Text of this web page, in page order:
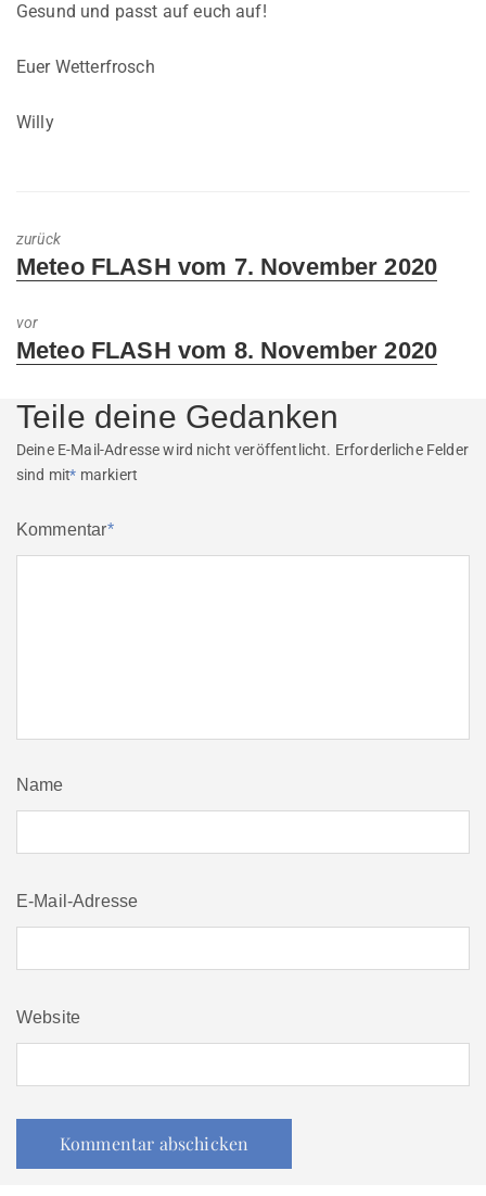
Gesund und passt auf euch auf!
Euer Wetterfrosch
Willy
zurück
Previous
Meteo FLASH vom 7. November 2020
vor
Next
Meteo FLASH vom 8. November 2020
Teile deine Gedanken
Deine E-Mail-Adresse wird nicht veröffentlicht. Erforderliche Felder
sind mit* markiert
Kommentar*
Name
E-Mail-Adresse
Website